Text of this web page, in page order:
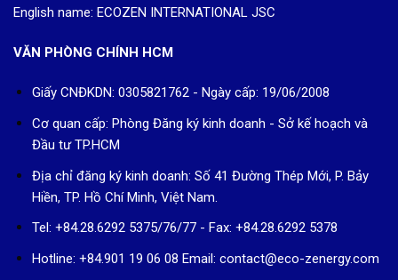
English name: ECOZEN INTERNATIONAL JSC
VĂN PHÒNG CHÍNH HCM
Giấy CNĐKDN: 0305821762 - Ngày cấp: 19/06/2008
Cơ quan cấp: Phòng Đăng ký kinh doanh - Sở kế hoạch và
Đầu tư TP.HCM
Địa chỉ đăng ký kinh doanh: Số 41 Đường Thép Mới, P. Bảy
Hiền, TP. Hồ Chí Minh, Việt Nam.
Tel: +84.28.6292 5375/76/77 - Fax: +84.28.6292 5378
Hotline: +84.901 19 06 08 Email: contact@eco-zenergy.com